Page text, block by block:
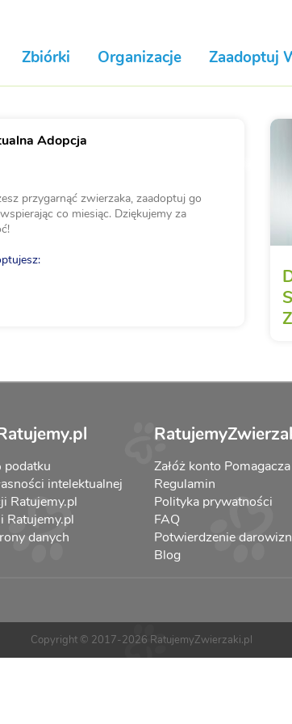
Zbiórki Organizacje Zaadoptuj
Adopcja
przygarnąć zwierzaka, zaadoptuj go
co miesiąc. Dziękujemy za
podatku
intelektualnej
Ratujemy.pl
Ratujemy.pl
danych
Załóż konto Pomagacza
Regulamin
Polityka prywatności
FAQ
Potwierdzenie darowizn
Blog
Copyright © 2017-2026 RatujemyZwierzaki.pl